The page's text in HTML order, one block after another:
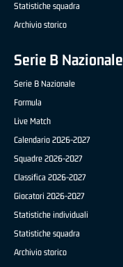
Statistiche squadra
Archivio storico
Serie B Nazionale
Serie B Nazionale
Formula
Live Match
Calendario 2026-2027
Squadre 2026-2027
Classifica 2026-2027
Giocatori 2026-2027
Statistiche individuali
Statistiche squadra
Archivio storico